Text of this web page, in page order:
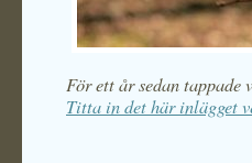
För ett år sedan
Titta in det här inlägget